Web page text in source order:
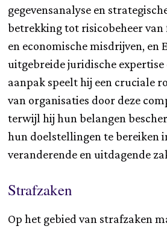
gegevensanalyse en
betrekking tot risicobeheer
en economische misdrijven, en
uitgebreide juridische
aanpak speelt hij een cruciale
van organisaties door deze
terwijl hij hun belangen
hun doelstellingen te bereiken
veranderende en uitdagende
Strafzaken
Op het gebied van strafzaken